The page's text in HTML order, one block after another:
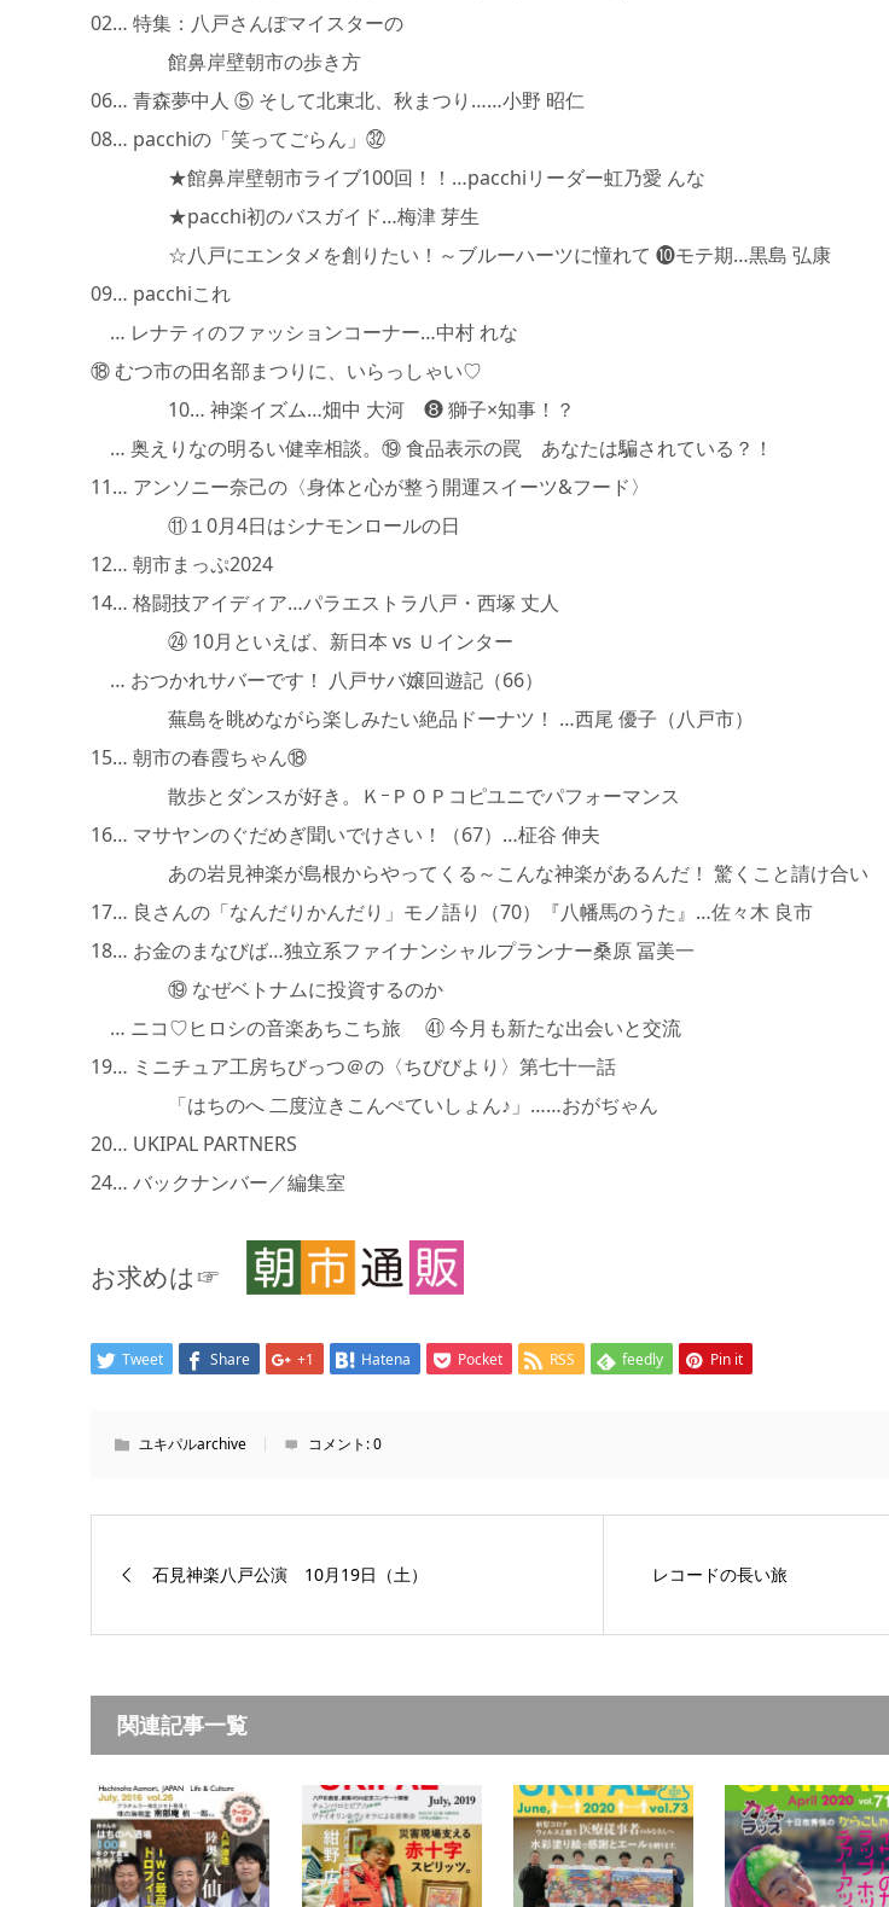
02… 特集：八戸さんぽマイスターの
館鼻岸壁朝市の歩き方
06… 青森夢中人 ⑤ そして北東北、秋まつり……小野 昭仁
08… pacchiの「笑ってごらん」㉜
★館鼻岸壁朝市ライブ100回！！…pacchiリーダー虹乃愛 んな
★pacchi初のバスガイド…梅津 芽生
☆八戸にエンタメを創りたい！～ブルーハーツに憧れて ❿モテ期…黒島 弘康
09… pacchiこれ
… レナティのファッションコーナー…中村 れな
⑱ むつ市の田名部まつりに、いらっしゃい♡
10… 神楽イズム…畑中 大河 ❽ 獅子×知事！？
… 奥えりなの明るい健幸相談。⑲ 食品表示の罠 あなたは騙されている？！
11… アンソニー奈己の〈身体と心が整う開運スイーツ&フード〉
⑪１0月4日はシナモンロールの日
12… 朝市まっぷ2024
14… 格闘技アイディア…パラエストラ八戸・西塚 丈人
㉔ 10月といえば、新日本 vs Ｕインター
… おつかれサバーです！ 八戸サバ嬢回遊記（66）
蕪島を眺めながら楽しみたい絶品ドーナツ！ …西尾 優子（八戸市）
15… 朝市の春霞ちゃん⑱
散歩とダンスが好き。ＫｰＰＯＰコピユニでパフォーマンス
16… マサヤンのぐだめぎ聞いでけさい！（67）…柾谷 伸夫
あの岩見神楽が島根からやってくる～こんな神楽があるんだ！ 驚くこと請け合い
17… 良さんの「なんだりかんだり」モノ語り（70）『八幡馬のうた』…佐々木 良市
18… お金のまなびば…独立系ファイナンシャルプランナー桑原 冨美一
⑲ なぜベトナムに投資するのか
… ニコ♡ヒロシの音楽あちこち旅 ㊶ 今月も新たな出会いと交流
19… ミニチュア工房ちびっつ＠の〈ちびびより〉第七十一話
「はちのへ 二度泣きこんぺていしょん♪」……おがぢゃん
20… UKIPAL PARTNERS
24… バックナンバー／編集室
お求めは☞
Tweet Share +1 Hatena Pocket RSS feedly Pin it
ユキパルarchive コメント:0
石見神楽八戸公演 10月19日（土） レコードの長い旅
関連記事一覧